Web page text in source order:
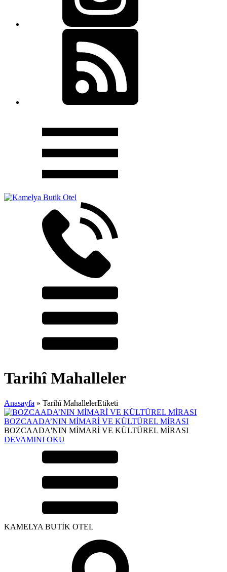
Tarihî Mahalleler
Anasayfa » Tarihî MahallelerEtiketi
BOZCAADA’NIN MİMARİ VE KÜLTÜREL MİRASI
BOZCAADA'NIN MİMARİ VE KÜLTÜREL MİRASI
DEVAMINI OKU
KAMELYA BUTİK OTEL